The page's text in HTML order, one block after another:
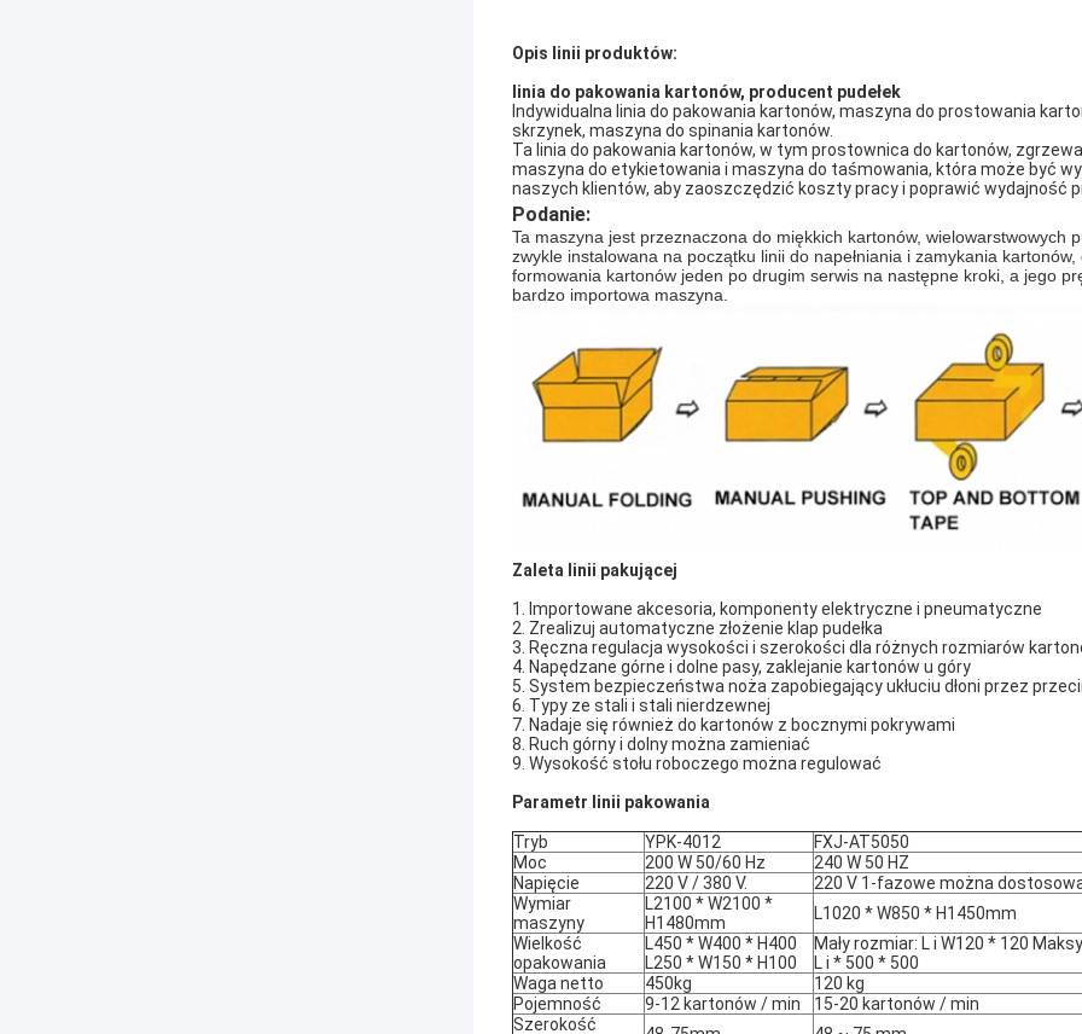
Opis linii produktów:
linia do pakowania kartonów, producent pudełek
Indywidualna linia do pakowania kartonów, maszyna do prostowania
skrzynek, maszyna do spinania kartonów.
Ta linia do pakowania kartonów, w tym prostownica do kartonów,
maszyna do etykietowania i maszyna do taśmowania, która może być
naszych klientów, aby zaoszczędzić koszty pracy i poprawić wydajność
Podanie:
Ta maszyna jest przeznaczona do miękkich kartonów, wielowarstwowych
zwykle instalowana na początku linii do napełniania i zamykania
formowania kartonów jeden po drugim serwis na następne kroki, a jego
bardzo importowa maszyna.
Zaleta linii pakującej
1. Importowane akcesoria, komponenty elektryczne i pneumatyczne
2. Zrealizuj automatyczne złożenie klap pudełka
3. Ręczna regulacja wysokości i szerokości dla różnych rozmiarów
4. Napędzane górne i dolne pasy, zaklejanie kartonów u góry
5. System bezpieczeństwa noża zapobiegający ukłuciu dłoni przez
6. Typy ze stali i stali nierdzewnej
7. Nadaje się również do kartonów z bocznymi pokrywami
8. Ruch górny i dolny można zamieniać
9. Wysokość stołu roboczego można regulować
Parametr linii pakowania
Tryb YPK-4012 FXJ-AT5050
Moc
200 W 50/60 Hz 240 W 50 HZ
Napięcie
220 V / 380 V. 220 V 1-fazowe można
Wymiar
maszyny
L2100 * W2100 *
H1480mm
L1020 * W850 * H1450mm
Wielkość
opakowania
L450 * W400 * H400
L250 * W150 * H100
Mały rozmiar: L i W120 * 120
L i * 500 * 500
Waga netto
450kg 120 kg
Pojemność
9-12 kartonów / min 15-20 kartonów / min
Szerokość